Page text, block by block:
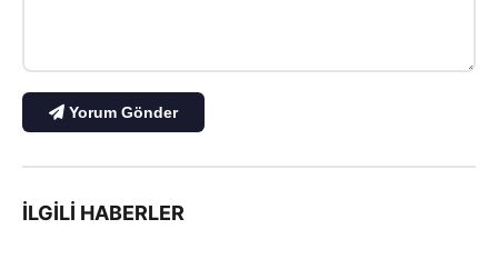
Yorum Gönder
İLGILI HABERLER